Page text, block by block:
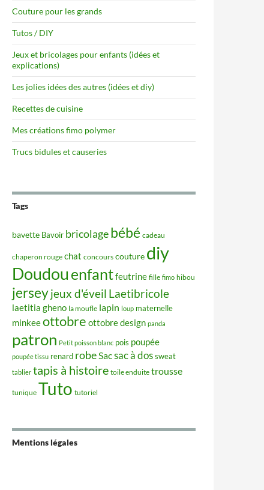
Couture pour les grands
Tutos / DIY
Jeux et bricolages pour enfants (idées et
explications)
Les jolies idées des autres (idées et diy)
Recettes de cuisine
Mes créations fimo polymer
Trucs bidules et causeries
Tags
bavette Bavoir bricolagebébé cadeau
chaperon rouge chat concours couture diy
Doudou enfantfeutrine fille fimo hibou
jerseyjeux d'éveil Laetibricole
laetitia gheno la moufle lapin loup maternelle
minkeeottobre ottobre design panda
patron Petit poisson blanc pois poupée
poupée tissu renard robeSacsac à dossweat
tablier tapis à histoire toile enduite trousse
tunique Tuto tutoriel
Mentions légales